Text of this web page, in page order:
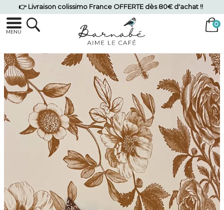
👉 Livraison colissimo France OFFERTE dès 80€ d'achat !!
MENU